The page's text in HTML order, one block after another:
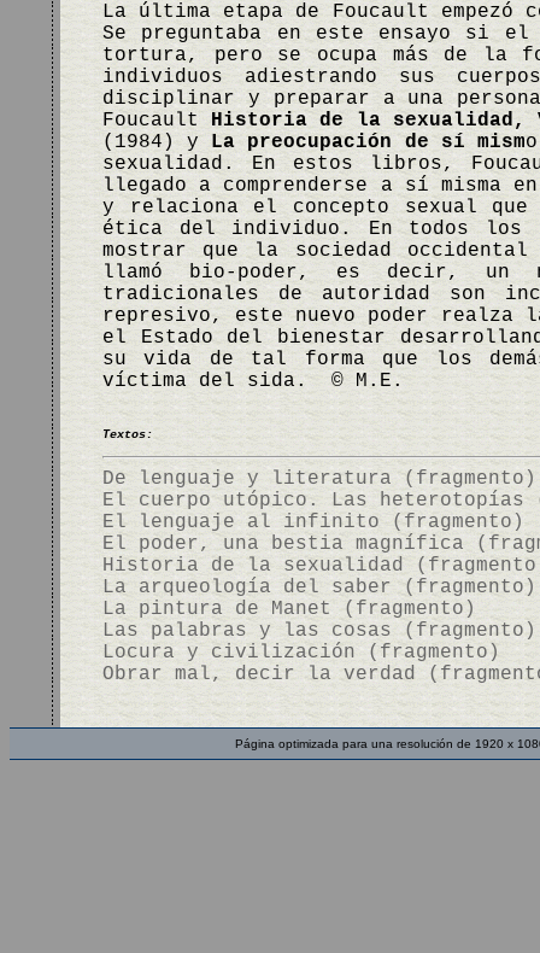
La última etapa de Foucault
Se preguntaba en este ensayo si el
tortura, pero se ocupa más de la
individuos adiestrando sus
disciplinar y preparar a una
Foucault Historia de la sexualidad,
(1984) y La preocupación de sí mism
sexualidad. En estos libros,
llegado a comprenderse a sí misma
y relaciona el concepto sexual
ética del individuo. En todos los
mostrar que la sociedad
llamó bio-poder, es decir, un
tradicionales de autoridad son
represivo, este nuevo poder
el Estado del bienestar
su vida de tal forma que los
víctima del sida. © M.E.
Textos:
De lenguaje y literatura (fragmento)
El cuerpo utópico. Las heterotopías
El lenguaje al infinito (fragmento)
El poder, una bestia magnífica
Historia de la sexualidad
La arqueología del saber (fragmento)
La pintura de Manet (fragmento)
Las palabras y las cosas (fragmento)
Locura y civilización (fragmento)
Obrar mal, decir la verdad
Página optimizada para una resolución de 1920 x